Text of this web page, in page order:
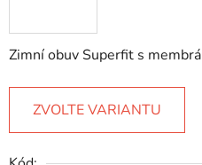
Zimní obuv Superfit s
ZVOLTE VARIANTU